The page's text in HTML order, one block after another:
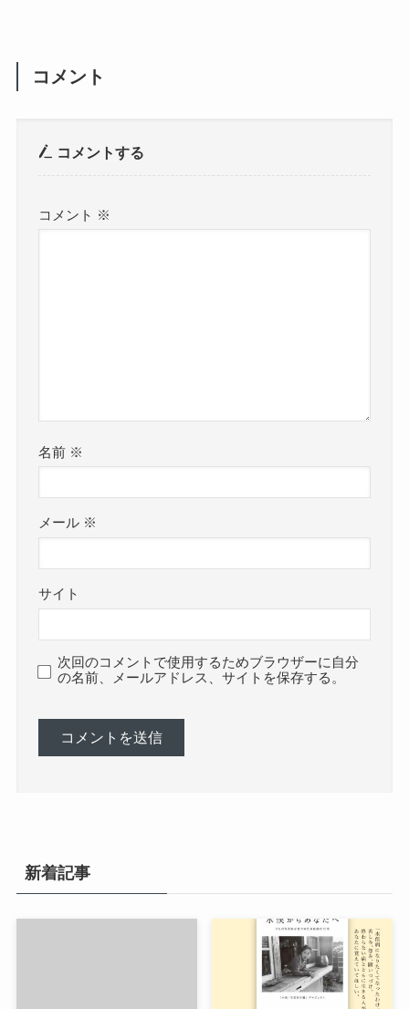
コメント
コメントする
コメント ※
名前 ※
メール ※
サイト
次回のコメントで使用するためブラウザーに自分
の名前、メールアドレス、サイトを保存する。
新着記事